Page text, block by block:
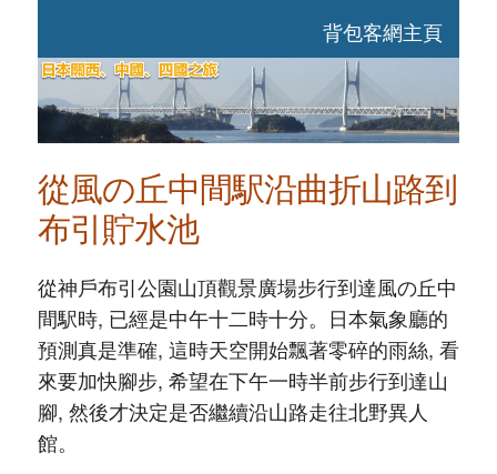
背包客網主頁
從風の丘中間駅沿曲折山路到
布引貯水池
從神戶布引公園山頂觀景廣場步行到達風の丘中
間駅時, 已經是中午十二時十分。日本氣象廳的
預測真是準確, 這時天空開始飄著零碎的雨絲, 看
來要加快腳步, 希望在下午一時半前步行到達山
腳, 然後才決定是否繼續沿山路走往北野異人
館。